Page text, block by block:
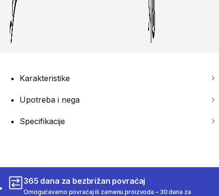
Karakteristike
Upotreba i nega
Specifikacije
365 dana za bezbrižan povraćaj
Omogućavamo povraćaj ili zamenu proizvoda – 30 dana za